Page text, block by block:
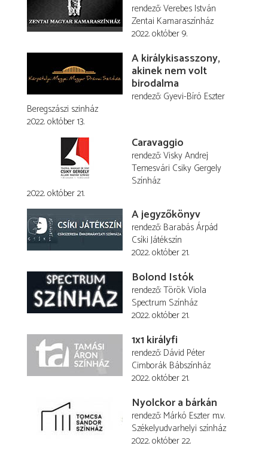
rendező Verebes István
Zentai Kamaraszínház
2022. október 9.
A királykisasszony,
akinek nem volt
birodalma
rendező Gyevi-Bíró Eszter
Beregszászi szinház
2022. október 13.
Caravaggio
rendező Visky Andrej
Temesvári Csiky Gergely
Színház
2022. október 21.
A jegyzőkönyv
rendező Barabás Árpád
Csíki Játékszín
2022. október 21.
Bolond Istók
rendező Török Viola
Spectrum Színház
2022. október 21.
1x1 királyfi
rendező Dávid Péter
Cimborák Bábszínház
2022. október 21.
Nyolckor a bárkán
rendező Márkó Eszter m.v.
Székelyudvarhelyi színház
2022. október 22.